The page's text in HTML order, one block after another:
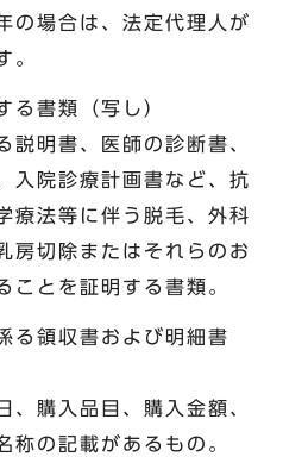
の場合は、法定代理人が
。
る書類（写し）
説明書、医師の診断書、
入院診療計画書など、抗
療法等に伴う脱毛、外科
房切除またはそれらのお
ことを証明する書類。
る領収書および明細書
、購入品目、購入金額、
称の記載があるもの。